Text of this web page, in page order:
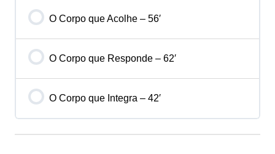
O Corpo que Acolhe – 56′
O Corpo que Responde – 62′
O Corpo que Integra – 42′